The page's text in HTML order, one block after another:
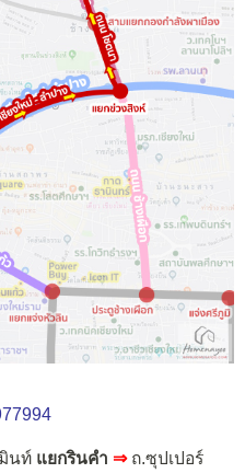
นท์ แยกรินคำ ⇒ ถ.ซุปเปอร์